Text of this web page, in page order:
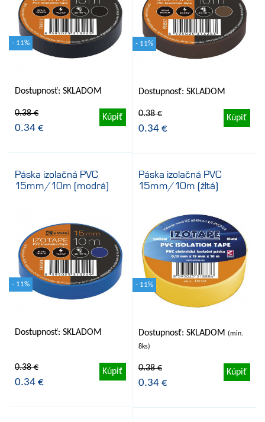
- 11%
Dostupnosť: SKLADOM
0.38 €
0.34 €
Kúpiť
- 11%
Dostupnosť: SKLADOM
0.38 €
0.34 €
Kúpiť
Páska izolačná PVC
15mm/10m (modrá)
- 11%
Dostupnosť: SKLADOM
0.38 €
0.34 €
Kúpiť
Páska izolačná PVC
15mm/10m (žltá)
- 11%
Dostupnosť: SKLADOM (min.
8ks)
0.38 €
0.34 €
Kúpiť